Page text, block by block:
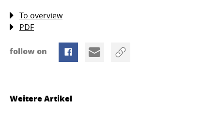
To overview
PDF
follow on
Weitere Artikel